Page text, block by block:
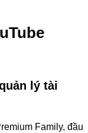
lý tài
Family, đầu